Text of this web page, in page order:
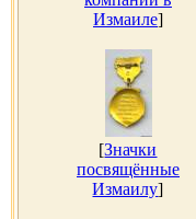
Измаиле]
[Значки
посвящённые
Измаилу]